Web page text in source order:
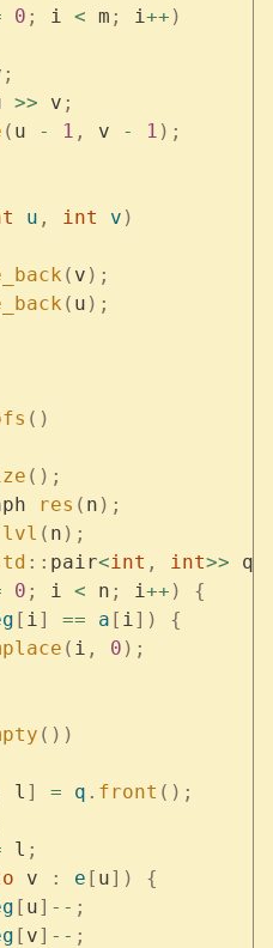
0 ; i < m ; i++ )
;
>> v ;
( u - 1 , v - 1 );
u , int v )
( v );
( u );
()
();
res ( n );
lvl ( n );
:: pair<int , int>> q
0 ; i < n ; i++ )
{
[ i] == a [ i])
{
( i , 0 );
())
l ] = q . front ();
l ;
v : e [ u])
{
[ u] -- ;
[ v] -- ;